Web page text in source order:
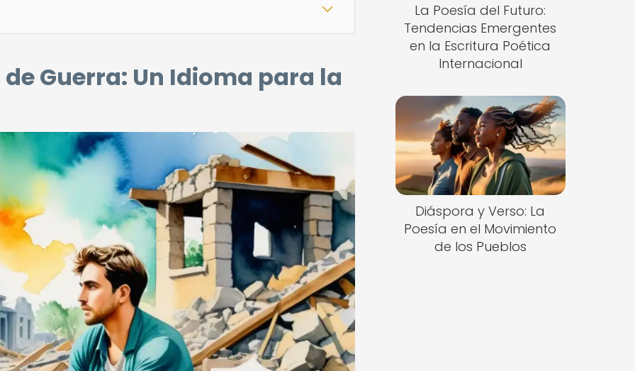
Guerra: Un Idioma para la
La Poesía del Futuro:
Tendencias Emergentes
en la Escritura Poética
Internacional
Diáspora y Verso: La
Poesía en el Movimiento
de los Pueblos